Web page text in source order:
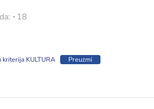
18
KULTURA Preuzmi